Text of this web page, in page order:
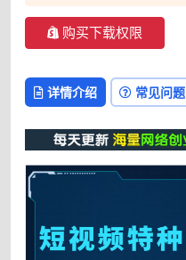
购买下载权限
详情介绍 常见问题